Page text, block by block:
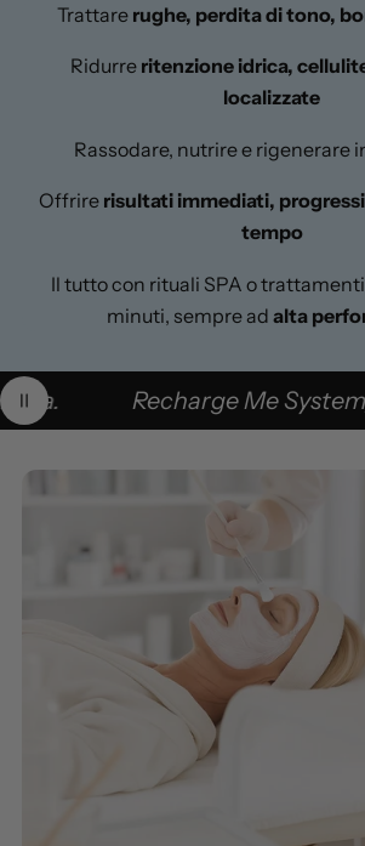
Trattare rughe, perdita di tono,
Ridurre ritenzione idrica,
localizzate
Rassodare, nutrire e rigenerare
Offrire risultati immediati,
tempo
Il tutto con rituali SPA o
minuti, sempre ad alta
Pausa animazione
rinnova. Recharge Me